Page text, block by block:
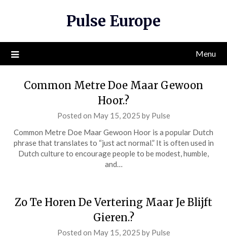
Pulse Europe
Menu
Common Metre Doe Maar Gewoon
Hoor.?
Posted on May 15, 2025 by Pulse
Common Metre Doe Maar Gewoon Hoor is a popular Dutch
phrase that translates to “just act normal.” It is often used in
Dutch culture to encourage people to be modest, humble,
and…
Zo Te Horen De Vertering Maar Je Blijft
Gieren.?
Posted on May 15, 2025 by Pulse